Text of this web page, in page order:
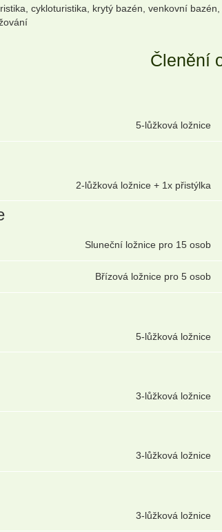
cykloturistika, krytý bazén, venkovní
Členění
5-lůžková ložnice
2-lůžková ložnice + 1x přistýlka
Sluneční ložnice pro 15 osob
Břízová ložnice pro 5 osob
5-lůžková ložnice
3-lůžková ložnice
3-lůžková ložnice
3-lůžková ložnice